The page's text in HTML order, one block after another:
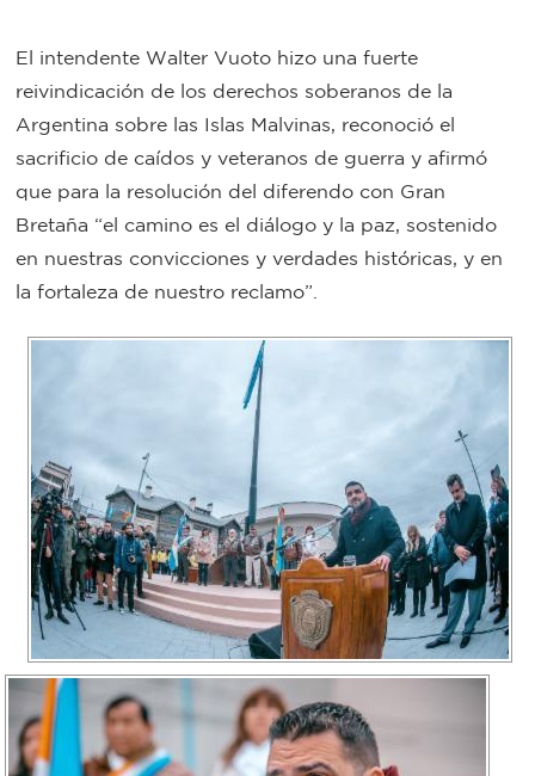
Municipal
Mi
bondi
Boleto
estudiantil
Recarga
SUBE
El intendente Walter Vuoto hizo una fuerte
reivindicación de los derechos soberanos de la
Argentina sobre las Islas Malvinas, reconoció el
sacrificio de caídos y veteranos de guerra y afirmó
que para la resolución del diferendo con Gran
Bretaña “el camino es el diálogo y la paz, sostenido
en nuestras convicciones y verdades históricas, y en
la fortaleza de nuestro reclamo”.